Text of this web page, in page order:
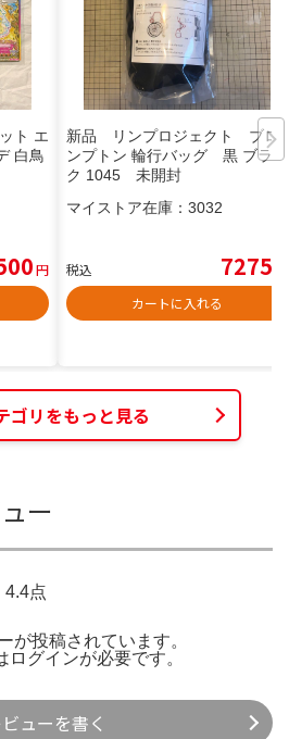
ト エ
白鳥
円
新品 リンプロジェクト ブロ
ンプトン 輪行バッグ 黒 ブラッ
ク 1045 未開封
マイストア在庫： 3032
税込 7275
カートに入れる
ゴリをもっと見る
ー
4.4点
が投稿されています。
ログインが必要です。
ビューを書く